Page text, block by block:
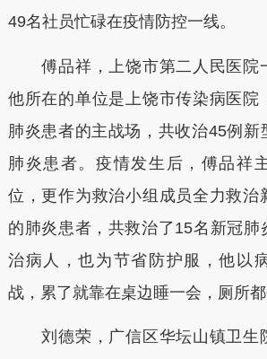
49名社员忙碌在疫情防控一线。
傅品祥，上饶市第二人民医院
他所在的单位是上饶市传染病医院
肺炎患者的主战场，共收治45例新
肺炎患者。疫情发生后，傅品祥
位，更作为救治小组成员全力救治
的肺炎患者，共救治了15名新冠肺
治病人，也为节省防护服，他以
战，累了就靠在桌边睡一会，厕所都
刘德荣，广信区华坛山镇卫生